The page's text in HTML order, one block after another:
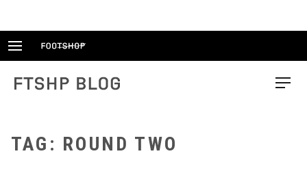
FTSHP blog Menu
TAG: ROUND TWO